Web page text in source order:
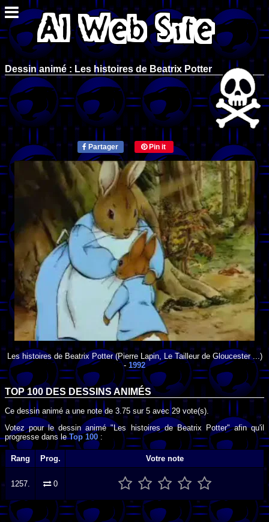
Dessin animé : Les histoires de Beatrix Potter
Partager Pin it
Les histoires de Beatrix Potter(Pierre Lapin, Le Tailleur de Gloucester ...)
-1992
TOP 100 DES DESSINS ANIMÉS
Ce dessin animé a une note de 3.75 sur 5 avec29 vote(s).
Votez pour le dessin animé "Les histoires de Beatrix Potter" afin qu'il
progresse dans leTop 100 :
Rang Prog. Votre note
1257. 0